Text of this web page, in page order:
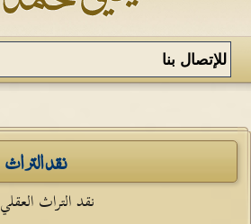
نقد التراث
نقد التراث العقلي